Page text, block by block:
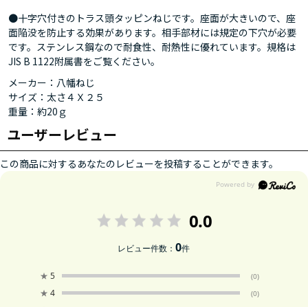
●十字穴付きのトラス頭タッピンねじです。座面が大きいので、座
面陥没を防止する効果があります。相手部材には規定の下穴が必要
です。ステンレス鋼なので耐食性、耐熱性に優れています。規格は
JIS B 1122附属書をご覧ください。
メーカー：八幡ねじ
サイズ：太さ４Ｘ２５
重量：約20ｇ
ユーザーレビュー
この商品に対するあなたのレビューを投稿することができます。
0.0
レビュー件数：0件
★ 5 (0)
★ 4 (0)